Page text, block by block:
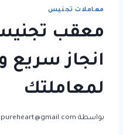
معاملات تجنيس
معقب
انجاز
لمعاملتك
بواسطة